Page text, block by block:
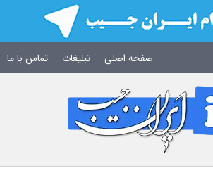
صفحه اصلی تبلیغات تماس با ما